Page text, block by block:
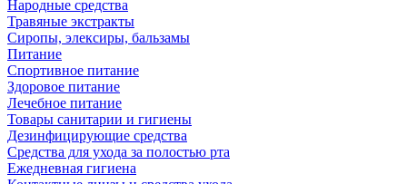
Народные средства
Травяные экстракты
Сиропы, элексиры, бальзамы
Питание
Спортивное питание
Здоровое питание
Лечебное питание
Товары санитарии и гигиены
Дезинфицирующие средства
Средства для ухода за полостью рта
Ежедневная гигиена